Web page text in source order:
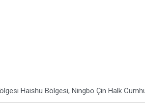
Haishu Bölgesi, Ningbo Çin Halk